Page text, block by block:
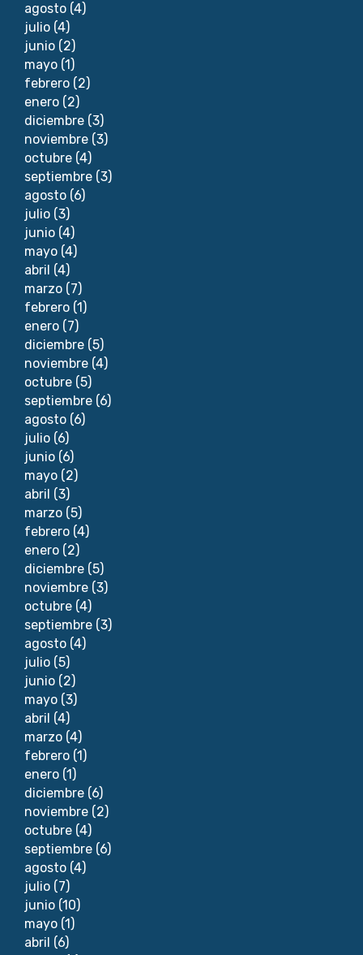
agosto (4)
julio (4)
junio (2)
mayo (1)
febrero (2)
enero (2)
diciembre (3)
noviembre (3)
octubre (4)
septiembre (3)
agosto (6)
julio (3)
junio (4)
mayo (4)
abril (4)
marzo (7)
febrero (1)
enero (7)
diciembre (5)
noviembre (4)
octubre (5)
septiembre (6)
agosto (6)
julio (6)
junio (6)
mayo (2)
abril (3)
marzo (5)
febrero (4)
enero (2)
diciembre (5)
noviembre (3)
octubre (4)
septiembre (3)
agosto (4)
julio (5)
junio (2)
mayo (3)
abril (4)
marzo (4)
febrero (1)
enero (1)
diciembre (6)
noviembre (2)
octubre (4)
septiembre (6)
agosto (4)
julio (7)
junio (10)
mayo (1)
abril (6)